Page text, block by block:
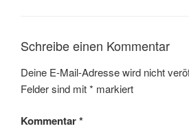
Schreibe einen Kommentar
Deine E-Mail-Adresse wird nicht
Felder sind mit* markiert
Kommentar*